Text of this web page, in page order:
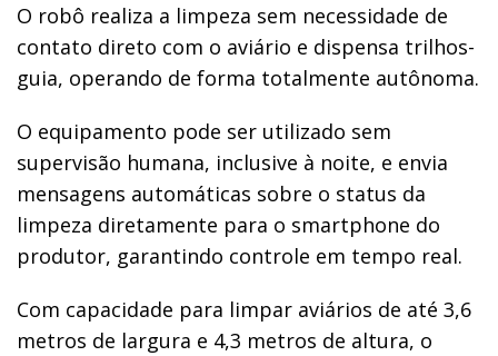
O robô realiza a limpeza sem necessidade de
contato direto com o aviário e dispensa trilhos-
guia, operando de forma totalmente autônoma.
O equipamento pode ser utilizado sem
supervisão humana, inclusive à noite, e envia
mensagens automáticas sobre o status da
limpeza diretamente para o smartphone do
produtor, garantindo controle em tempo real.
Com capacidade para limpar aviários de até 3,6
metros de largura e 4,3 metros de altura, o